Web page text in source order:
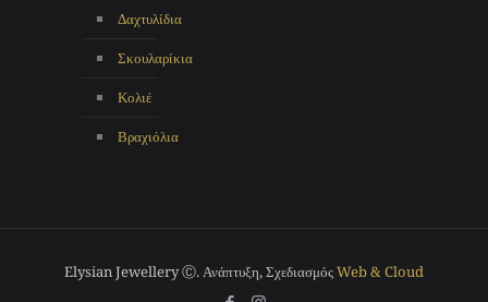
Δαχτυλίδια
Σκουλαρίκια
Κολιέ
Βραχιόλια
Elysian Jewellery Ⓒ. Ανάπτυξη, ΣχεδιασμόςWeb & Cloud